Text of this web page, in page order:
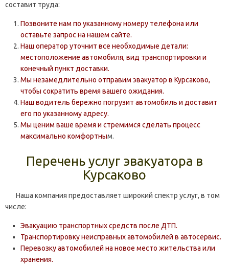
составит труда:
Позвоните нам по указанному номеру телефона или
оставьте запрос на нашем сайте.
Наш оператор уточнит все необходимые детали:
местоположение автомобиля, вид транспортировки и
конечный пункт доставки.
Мы незамедлительно отправим эвакуатор в Курсаково,
чтобы сократить время вашего ожидания.
Наш водитель бережно погрузит автомобиль и доставит
его по указанному адресу.
Мы ценим ваше время и стремимся сделать процесс
максимально комфортным.
Перечень услуг эвакуатора в
Курсаково
Наша компания предоставляет широкий спектр услуг, в том
числе:
Эвакуацию транспортных средств после ДТП.
Транспортировку неисправных автомобилей в автосервис.
Перевозку автомобилей на новое место жительства или
хранения.